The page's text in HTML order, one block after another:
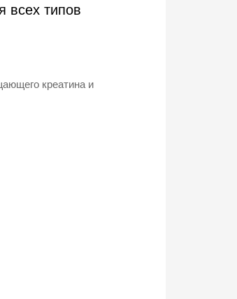
всех типов
креатина и